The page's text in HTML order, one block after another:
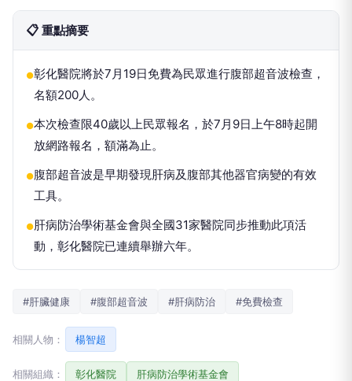
📋 重點摘要
●彰化醫院將於7月19日免費為民眾進行腹部超音波檢查，
名額200人。
●本次檢查限40歲以上民眾報名，於7月9日上午8時起開
放網路報名，額滿為止。
●腹部超音波是早期發現肝病及腹部其他器官病變的有效
工具。
●肝病防治學術基金會與全國31家醫院同步推動此項活
動，彰化醫院已連續舉辦六年。
#肝臟健康 #腹部超音波 #肝病防治 #免費檢查
相關人物： 楊智超
相關組織： 彰化醫院 肝病防治學術基金會